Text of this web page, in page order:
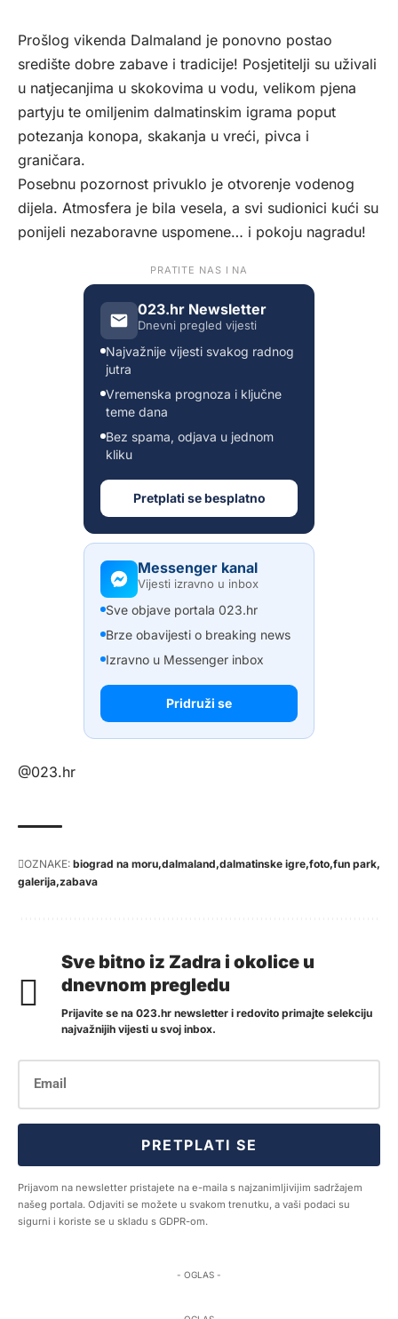
Prošlog vikenda Dalmaland je ponovno postao
središte dobre zabave i tradicije! Posjetitelji su uživali
u natjecanjima u skokovima u vodu, velikom pjena
partyju te omiljenim dalmatinskim igrama poput
potezanja konopa, skakanja u vreći, pivca i
graničara.
Posebnu pozornost privuklo je otvorenje vodenog
dijela. Atmosfera je bila vesela, a svi sudionici kući su
ponijeli nezaboravne uspomene… i pokoju nagradu!
PRATITE NAS I NA
023.hr Newsletter
Dnevni pregled vijesti
Najvažnije vijesti svakog radnog
jutra
Vremenska prognoza i ključne
teme dana
Bez spama, odjava u jednom
kliku
Pretplati se besplatno
Messenger kanal
Vijesti izravno u inbox
Sve objave portala 023.hr
Brze obavijesti o breaking news
Izravno u Messenger inbox
Pridruži se
@023.hr
OZNAKE: biograd na moru dalmaland dalmatinske igre foto fun park
galerija zabava
Sve bitno iz Zadra i okolice u
dnevnom pregledu
Prijavite se na 023.hr newsletter i redovito primajte selekciju
najvažnijih vijesti u svoj inbox.
PRETPLATI SE
Prijavom na newsletter pristajete na e-maila s najzanimljivijim sadržajem
našeg portala. Odjaviti se možete u svakom trenutku, a vaši podaci su
sigurni i koriste se u skladu s GDPR-om.
- OGLAS -